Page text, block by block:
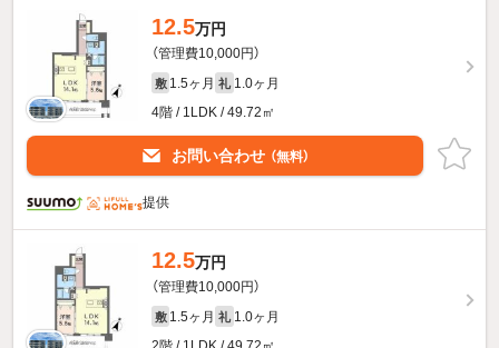
12.5万円
（管理費10,000円）
敷 1.5ヶ月 礼 1.0ヶ月
4階 / 1LDK / 49.72㎡
お問い合わせ （無料）
提供
12.5万円
（管理費10,000円）
敷 1.5ヶ月 礼 1.0ヶ月